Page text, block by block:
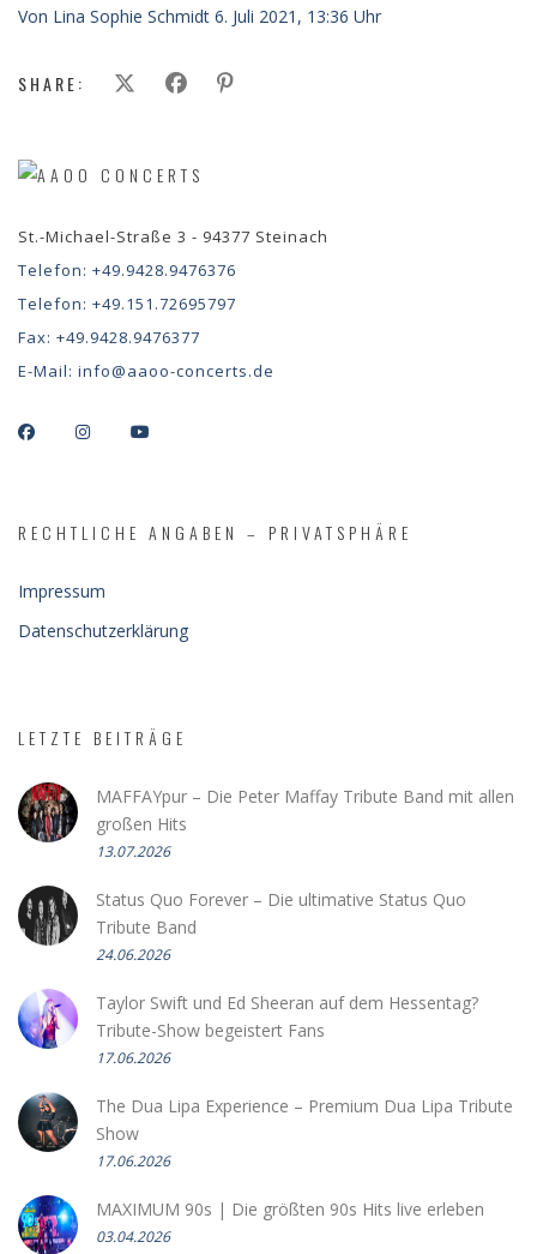
Von Lina Sophie Schmidt 6. Juli 2021, 13:36 Uhr
SHARE:
St.-Michael-Straße 3 - 94377 Steinach
Telefon: +49.9428.9476376
Telefon: +49.151.72695797
Fax: +49.9428.9476377
E-Mail: info@aaoo-concerts.de
RECHTLICHE ANGABEN – PRIVATSPHÄRE
Impressum
Datenschutzerklärung
LETZTE BEITRÄGE
MAFFAYpur – Die Peter Maffay Tribute Band mit allen
großen Hits
13.07.2026
Status Quo Forever – Die ultimative Status Quo
Tribute Band
24.06.2026
Taylor Swift und Ed Sheeran auf dem Hessentag?
Tribute-Show begeistert Fans
17.06.2026
The Dua Lipa Experience – Premium Dua Lipa Tribute
Show
17.06.2026
MAXIMUM 90s | Die größten 90s Hits live erleben
03.04.2026